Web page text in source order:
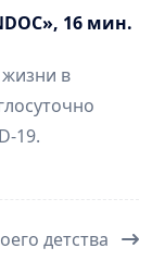
16 мин.
в
19.
детства